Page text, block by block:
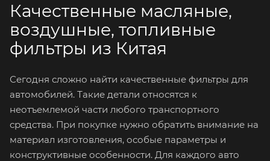
Качественные масляные,
воздушные, топливные
фильтры из Китая
Сегодня сложно найти качественные фильтры для
автомобилей. Такие детали относятся к
неотъемлемой части любого транспортного
средства. При покупке нужно обратить внимание на
материал изготовления, особые параметры и
конструктивные особенности. Для каждого авто